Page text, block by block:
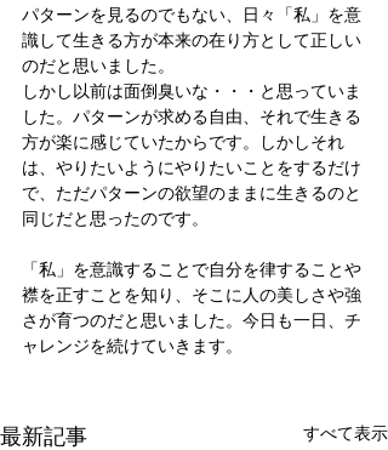
パターンを見るのでもない、日々「私」を意
識して生きる方が本来の在り方として正しい
のだと思いました。
しかし以前は面倒臭いな・・・と思っていま
した。パターンが求める自由、それで生きる
方が楽に感じていたからです。しかしそれ
は、やりたいようにやりたいことをするだけ
で、ただパターンの欲望のままに生きるのと
同じだと思ったのです。
「私」を意識することで自分を律することや
襟を正すことを知り、そこに人の美しさや強
さが育つのだと思いました。今日も一日、チ
ャレンジを続けていきます。
最新記事 すべて表示